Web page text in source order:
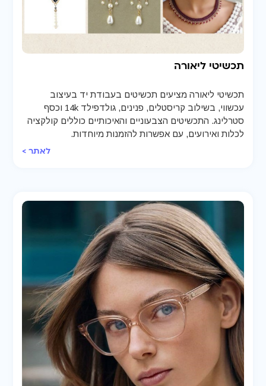
תכשיטי ליאורה
תכשיטי ליאורה מציעים תכשיטים בעבודת יד בעיצוב
עכשווי, בשילוב קריסטלים, פנינים, גולדפילד 14k וכסף
סטרלינג. התכשיטים הצבעוניים והאיכותיים כוללים קולקציה
לכלות ואירועים, עם אפשרות להזמנות מיוחדות.
לאתר >